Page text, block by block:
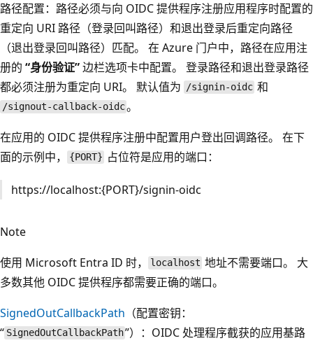
路径配置：路径必须与向 OIDC 提供程序注册应用程序时配置的
重定向 URI 路径（登录回叫路径）和退出登录后重定向路径
（退出登录回叫路径）匹配。 在 Azure 门户中，路径在应用注
册的 “身份验证”边栏选项卡中配置。 登录路径和退出登录路径
都必须注册为重定向 URI。 默认值为 /signin-oidc 和
/signout-callback-oidc。
在应用的 OIDC 提供程序注册中配置用户登出回调路径。 在下
面的示例中，
{PORT} 占位符是应用的端口：
https://localhost:{PORT}/signin-oidc
Note
使用 Microsoft Entra ID 时，
localhost 地址不需要端口。 大
多数其他 OIDC 提供程序都需要正确的端口。
SignedOutCallbackPath （配置密钥：
“ SignedOutCallbackPath”）：OIDC 处理程序截获的应用基路